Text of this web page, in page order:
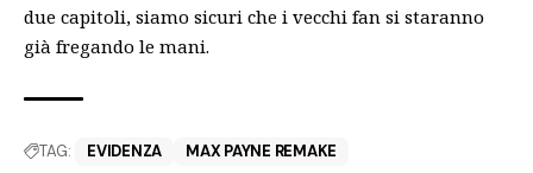
due capitoli, siamo sicuri che i vecchi fan si staranno
già fregando le mani.
TAG: EVIDENZA MAX PAYNE REMAKE